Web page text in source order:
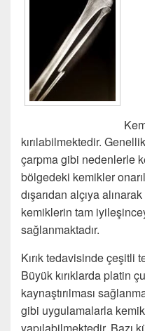
kırılabilmektedir.
çarpma gibi nedenlerle
bölgedeki kemikler
dışarıdan alçıya
kemiklerin tam
sağlanmaktadır.
Kırık tedavisinde çeşitli
Büyük kırıklarda platin
kaynaştırılması
gibi uygulamalarla